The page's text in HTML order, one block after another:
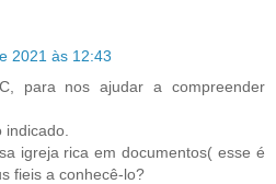
2021 às 12:43
para nos ajudar a compreender
igreja rica em documentos( esse é
fieis a conhecê-lo?